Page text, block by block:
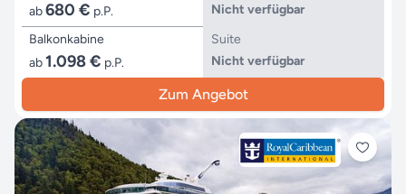
ab680 € p.P.
Nicht verfügbar
Balkonkabine
ab1.098 € p.P.
Suite
Nicht verfügbar
Zum Angebot